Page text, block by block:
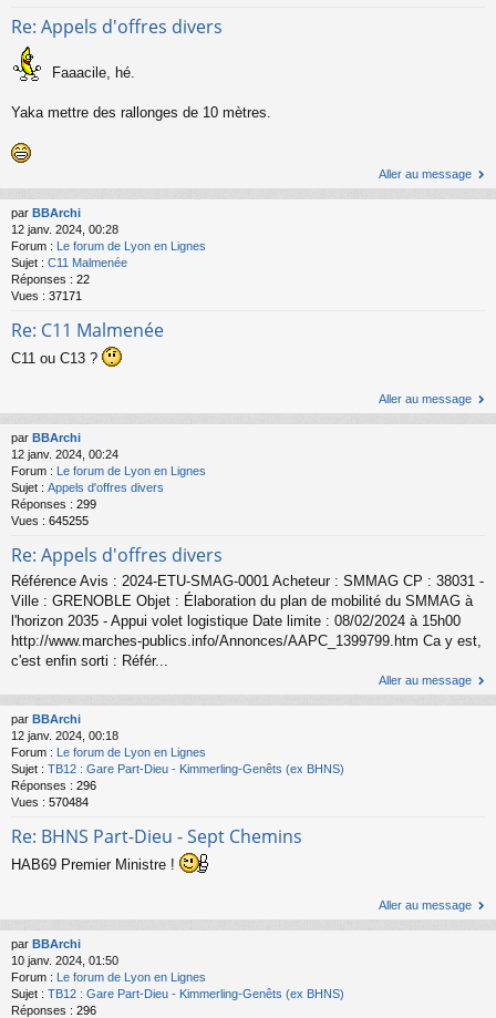
Re: Appels d'offres divers
Faaacile, hé.
Yaka mettre des rallonges de 10 mètres.
Aller au message
par BBArchi
12 janv. 2024, 00:28
Forum : Le forum de Lyon en Lignes
Sujet : C11 Malmenée
Réponses : 22
Vues : 37171
Re: C11 Malmenée
C11 ou C13 ?
Aller au message
par BBArchi
12 janv. 2024, 00:24
Forum :
Le forum de Lyon en Lignes
Sujet : Appels d'offres divers
Réponses : 299
Vues : 645255
Re: Appels d'offres divers
Référence Avis : 2024-ETU-SMAG-0001 Acheteur : SMMAG CP : 38031 -
Ville : GRENOBLE Objet : Élaboration du plan de mobilité du SMMAG à
l'horizon 2035 - Appui volet logistique Date limite : 08/02/2024 à 15h00
http://www.marches-publics.info/Annonces/AAPC_1399799.htm Ca y est,
c'est enfin sorti : Référ...
Aller au message
par BBArchi
12 janv. 2024, 00:18
Forum : Le forum de Lyon en Lignes
Sujet : TB12 : Gare Part-Dieu - Kimmerling-Genêts (ex BHNS)
Réponses : 296
Vues : 570484
Re: BHNS Part-Dieu - Sept Chemins
HAB69 Premier Ministre !
Aller au message
par BBArchi
10 janv. 2024, 01:50
Forum : Le forum de Lyon en Lignes
Sujet : TB12 : Gare Part-Dieu - Kimmerling-Genêts (ex BHNS)
Réponses : 296